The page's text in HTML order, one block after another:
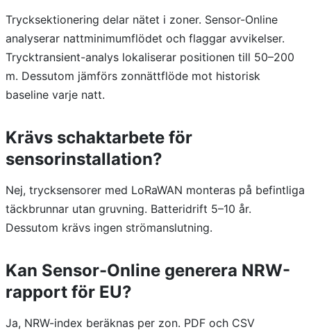
Trycksektionering delar nätet i zoner. Sensor-Online
analyserar nattminimumflödet och flaggar avvikelser.
Trycktransient-analys lokaliserar positionen till 50–200
m. Dessutom jämförs zonnättflöde mot historisk
baseline varje natt.
Krävs schaktarbete för
sensorinstallation?
Nej, trycksensorer med LoRaWAN monteras på befintliga
täckbrunnar utan gruvning. Batteridrift 5–10 år.
Dessutom krävs ingen strömanslutning.
Kan Sensor-Online generera NRW-
rapport för EU?
Ja, NRW-index beräknas per zon. PDF och CSV